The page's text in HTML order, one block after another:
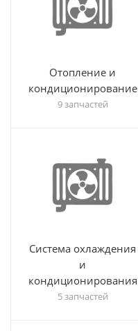
Отопление и
кондиционирование
9 запчастей
Система охлаждения
и
кондиционирования
5 запчастей